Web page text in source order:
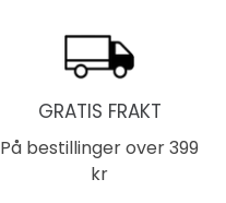
GRATIS FRAKT
På bestillinger over 399
kr